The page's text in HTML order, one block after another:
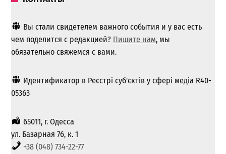
Вы стали свидетелем важного события и у вас есть
чем поделится с редакцией? Пишите нам, мы
обязательно свяжемся с вами.
Идентификатор в Реєстрі суб'єктів у сфері медіа R40-
05363
65011, г. Одесса
ул. Базарная 76, к. 1
+38 (048) 734-22-77